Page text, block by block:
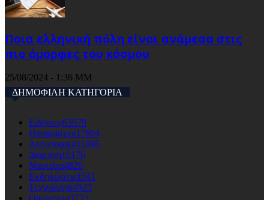
Ποια ελληνική πόλη είναι ανάμεσα στις
πιο όμορφες του κόσμου
25/08/2024 - 1:36 ΜΜ
ΔΗΜΟΦΙΛΗ ΚΑΤΗΓΟΡΙΑ
Ειδησεις63979
Προορισμοι17604
Αεροπορικά11096
Διαμονη10176
Ναυτιλια4820
Εκδηλώσεις4541
Τεχνολογια4523